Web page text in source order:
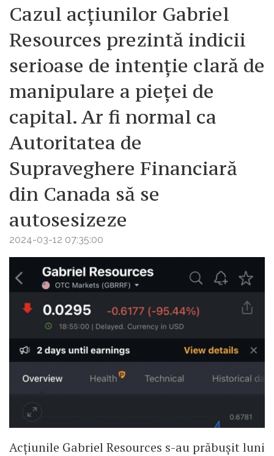
Cazul acțiunilor Gabriel
Resources prezintă indicii
serioase de intenție clară de
manipulare a pieței de
capital. Ar fi normal ca
Autoritatea de
Supraveghere Financiară
din Canada să se
autosesizeze
2024-03-12 07:35:00
Acțiunile Gabriel Resources s-au prăbușit luni